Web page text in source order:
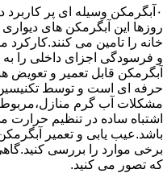
۰آبگرمکن وسیله ای پر
روزها این آبگرمکن های
خانه را تامین می
و فرسودگی اجزای داخلی را
آبگرمکن قابل تعمیر و
حرفه ای است و توسط تکنیسین
مشکلات آب گرم
اشتباه ساده در تنظیم حرارت
باشد.عیب یابی و تعمیر
برخی موارد را بررسی
که تصور می کنید.